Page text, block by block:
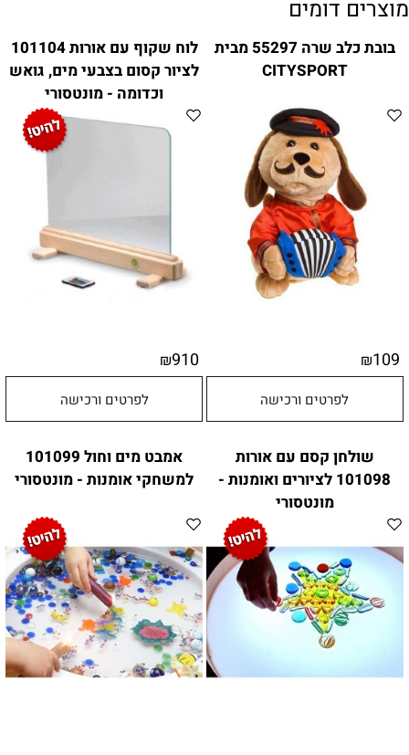
מוצרים דומים
בובת כלב שרה 55297 מבית
CITYSPORT
₪109
לפרטים ורכישה
לוח שקוף עם אורות 101104
לציור קסום בצבעי מים, גואש
וכדומה - מונטסורי
₪910
לפרטים ורכישה
שולחן קסם עם אורות
101098 לציורים ואומנות -
מונטסורי
אמבט מים וחול 101099
למשחקי אומנות - מונטסורי